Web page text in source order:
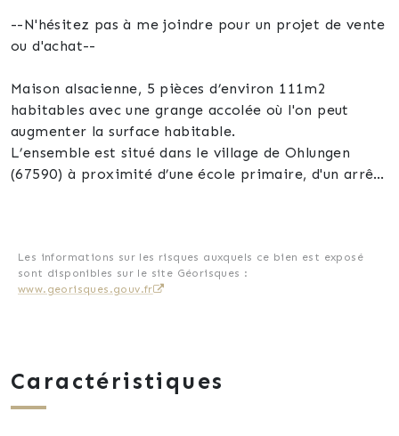
--N'hésitez pas à me joindre pour un projet de vente
ou d'achat--
Maison alsacienne, 5 pièces d’environ 111m2
habitables avec une grange accolée où l'on peut
augmenter la surface habitable.
L’ensemble est situé dans le village de Ohlungen
(67590) à proximité d’une école primaire, d'un arrêt
commercial et industriel et gares, et à 30km de
Strasbourg (67000) avec accès rapide sur autoroute.
avec doubles vitrages.
L’ensemble peut convenir à une famille ou un
Les informations sur les risques auxquels ce bien est exposé
sont disponibles sur le site Géorisques :
www.georisques.gouv.fr
Caractéristiques